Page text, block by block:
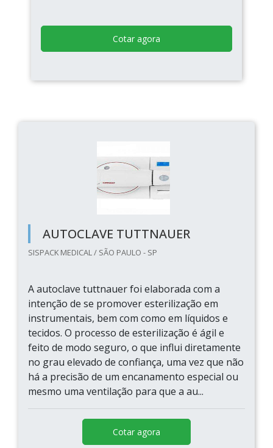
Cotar agora
AUTOCLAVE TUTTNAUER
SISPACK MEDICAL / SÃO PAULO - SP
A autoclave tuttnauer foi elaborada com a
intenção de se promover esterilização em
instrumentais, bem com como em líquidos e
tecidos. O processo de esterilização é ágil e
feito de modo seguro, o que influi diretamente
no grau elevado de confiança, uma vez que não
há a precisão de um encanamento especial ou
mesmo uma ventilação para que a au...
Cotar agora